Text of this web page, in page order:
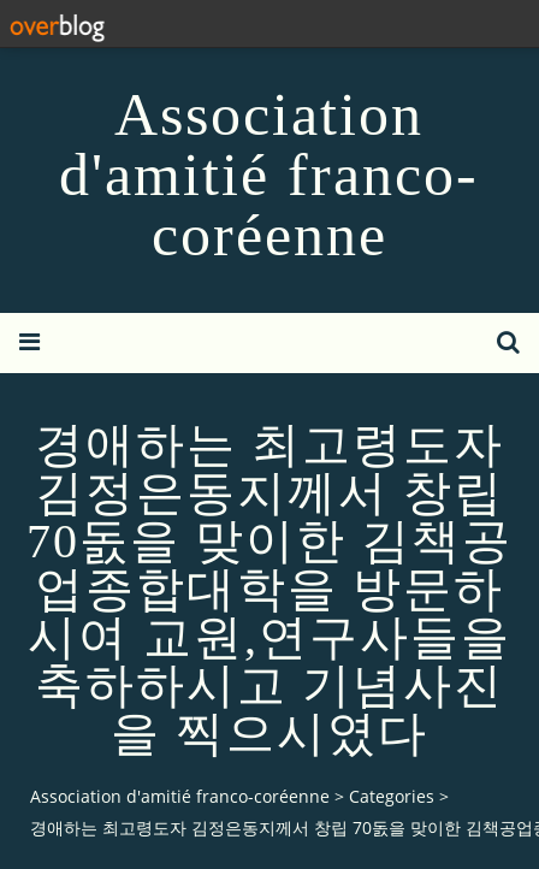
Association
d'amitié franco-
coréenne
경애하는 최고령도자
김정은동지께서 창립
70돐을 맞이한 김책공
업종합대학을 방문하
시여 교원,연구사들을
축하하시고 기념사진
을 찍으시였다
Association d'amitié franco-coréenne > Categories >
경애하는 최고령도자 김정은동지께서 창립 70돐을 맞이한 김책공